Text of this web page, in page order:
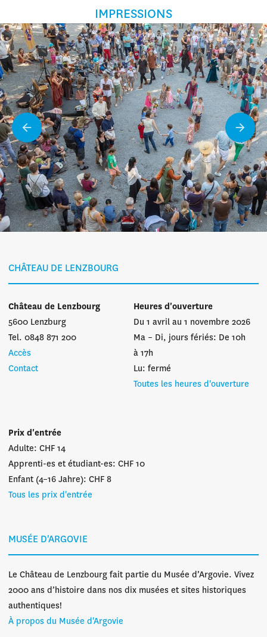
IMPRESSIONS
CHÂTEAU DE LENZBOURG
Château de Lenzbourg
5600 Lenzburg
Tel. 0848 871 200
Accès
Contact
Heures d'ouverture
Du 1 avril au 1 novembre 2026
Ma – Di, jours fériés: De 10h
à 17h
Lu: fermé
Toutes les heures d'ouverture
Prix d'entrée
Adulte: CHF 14
Apprenti-es et étudiant-es: CHF 10
Enfant (4–16 Jahre): CHF 8
Tous les prix d'entrée
MUSÉE D'ARGOVIE
Le Château de Lenzbourg fait partie du Musée d’Argovie. Vivez
2000 ans d’histoire dans nos dix musées et sites historiques
authentiques!
À propos du Musée d'Argovie